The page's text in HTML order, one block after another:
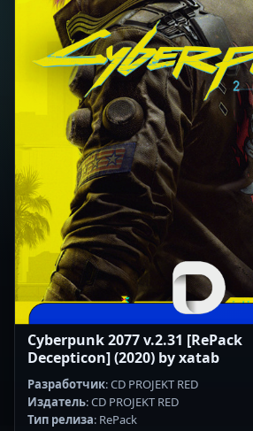
Cyberpunk 2077 v.2.31 [RePack
Decepticon] (2020) by xatab
Разработчик: CD PROJEKT RED
Издатель: CD PROJEKT RED
Тип релиза: RePack